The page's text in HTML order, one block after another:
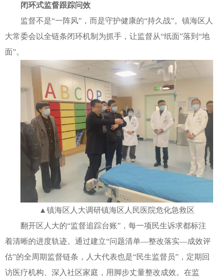
闭环式监督跟踪问效
监督不是“一阵风”，而是守护健康的“持久战”。镇海区人
大常委会以全链条闭环机制为抓手，让监督从“纸面”落到“地
面”。
▲镇海区人大调研镇海区人民医院危化急救区
翻开区人大的“监督追踪台账”，每一项民生诉求都标注
着清晰的进度轨迹。通过建立“问题清单—整改落实—成效评
估”的全周期监督链条，人大代表也是“民生监督员”，定期回
访医疗机构、深入社区家庭，用脚步丈量整改成效。在监